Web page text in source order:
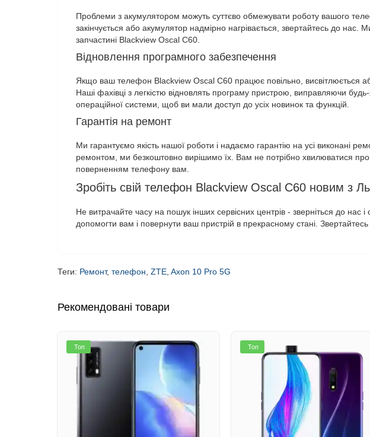
Проблеми з акумулятором можуть суттєво обмежувати роботу вашого
закінчується або акумулятор надмірно нагрівається, звертайтесь до
запчастині Blackview Oscal C60.
Відновлення програмного забезпечення
Якщо ваш телефон Blackview Oscal C60 працює повільно, висвітлюється
Наші фахівці з легкістю відновлять програму пристрою, виправляючи
операційної системи, щоб ви мали доступ до усіх новинок та функцій.
Гарантія на ремонт
Ми гарантуємо якість нашої роботи і надаємо гарантію на усі виконані
ремонтом, ми безкоштовно вирішимо їх. Вам не потрібно хвилюватися
поверненням телефону вам.
Зробіть свій телефон Blackview Oscal C60 новим з
Не витрачайте часу на пошук інших сервісних центрів - зверніться до
допомогти вам і повернути ваш пристрій в прекрасному стані. Звертайтесь
Теги: Ремонт, телефон ZTE Axon 10 Pro 5G
Рекомендовані товари
Топ Топ